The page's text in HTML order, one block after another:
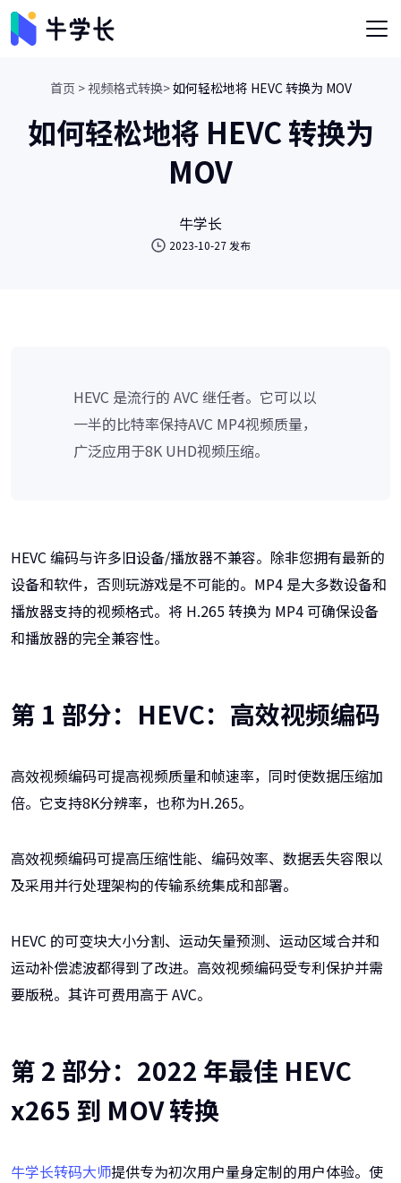
首页 >视频格式转换>如何轻松地将 HEVC 转换为 MOV
如何轻松地将 HEVC 转换为
MOV
牛学长
2023-10-27 发布
HEVC 是流行的 AVC 继任者。它可以以
一半的比特率保持AVC MP4视频质量，
广泛应用于8K UHD视频压缩。
HEVC 编码与许多旧设备/播放器不兼容。除非您拥有最新的
设备和软件，否则玩游戏是不可能的。MP4 是大多数设备和
播放器支持的视频格式。将 H.265 转换为 MP4 可确保设备
和播放器的完全兼容性。
第 1 部分：HEVC：高效视频编码
高效视频编码可提高视频质量和帧速率，同时使数据压缩加
倍。它支持8K分辨率，也称为H.265。
高效视频编码可提高压缩性能、编码效率、数据丢失容限以
及采用并行处理架构的传输系统集成和部署。
HEVC 的可变块大小分割、运动矢量预测、运动区域合并和
运动补偿滤波都得到了改进。高效视频编码受专利保护并需
要版税。其许可费用高于 AVC。
第 2 部分：2022 年最佳 HEVC
x265 到 MOV 转换
牛学长转码大师提供专为初次用户量身定制的用户体验。使